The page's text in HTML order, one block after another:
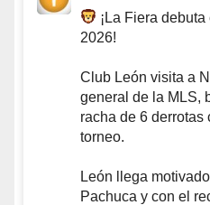
¡La Fiera
2026!
Club León visita a
general de la MLS,
racha de 6 derrotas
torneo.
León llega
Pachuca y con el